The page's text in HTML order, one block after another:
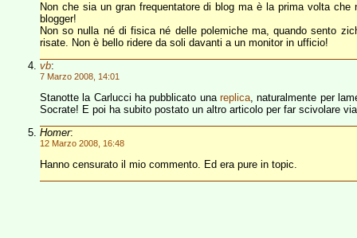
Non che sia un gran frequentatore di blog ma è la prima volta
blogger!
Non so nulla né di fisica né delle polemiche ma, quando sento
risate. Non è bello ridere da soli davanti a un monitor in ufficio!
vb:
7 Marzo 2008, 14:01
Stanotte la Carlucci ha pubblicato una replica, naturalmente per
Socrate! E poi ha subito postato un altro articolo per far scivolare
Homer:
12 Marzo 2008, 16:48
Hanno censurato il mio commento. Ed era pure in topic.